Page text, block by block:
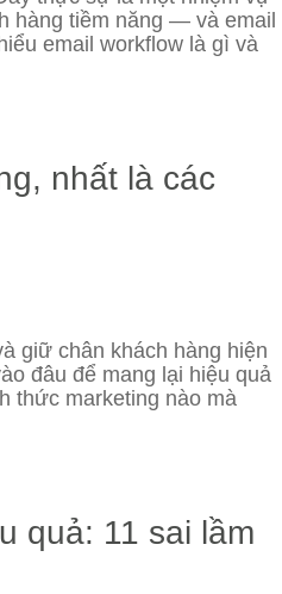
hàng tiềm năng — và email
email workflow là gì và
nhất là các
giữ chân khách hàng hiện
đâu để mang lại hiệu quả
thức marketing nào mà
quả: 11 sai lầm